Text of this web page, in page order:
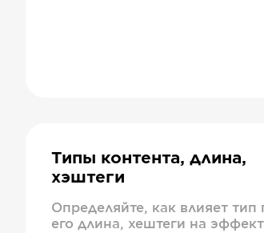
Типы контента, длина,
хэштеги
Определяйте, как влияет тип
его длина, хештеги на